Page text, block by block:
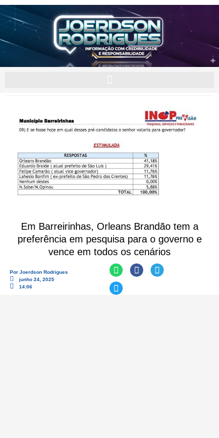
Em Barreirinhas, Orleans Brandão tem a
preferência em pesquisa para o governo e
vence em todos os cenários
Por Joerdson Rodrigues
junho 24, 2025
14:06